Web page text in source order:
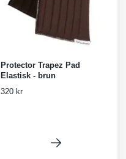
Protector Trapez Pad
Elastisk - brun
320 kr